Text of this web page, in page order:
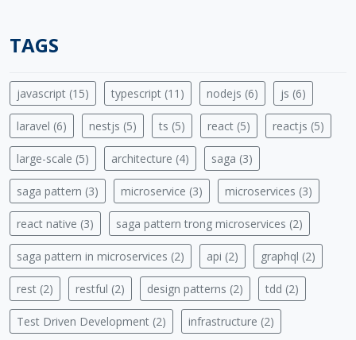
TAGS
javascript (15) typescript (11) nodejs (6) js (6)
laravel (6) nestjs (5) ts (5) react (5) reactjs (5)
large-scale (5) architecture (4) saga (3)
saga pattern (3) microservice (3) microservices (3)
react native (3) saga pattern trong microservices (2)
saga pattern in microservices (2) api (2) graphql (2)
rest (2) restful (2) design patterns (2) tdd (2)
Test Driven Development (2) infrastructure (2)